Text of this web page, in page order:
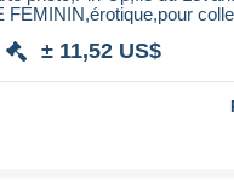
FEMININ,érotique,pour
± 11,52 US$